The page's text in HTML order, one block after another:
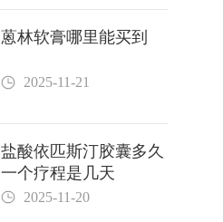
蒽林软膏哪里能买到
2025-11-21
盐酸依匹斯汀胶囊多久
一个疗程是几天
2025-11-20